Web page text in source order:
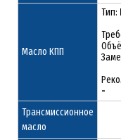
Масло КПП
Тип:
-
Трансмиссионное
масло